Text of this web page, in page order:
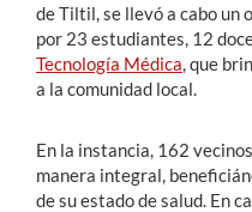
de Tiltil, se llevó a cabo un
por 23 estudiantes, 12
Tecnología Médica , que
a la comunidad local.
En la instancia, 162
manera integral,
de su estado de salud. En